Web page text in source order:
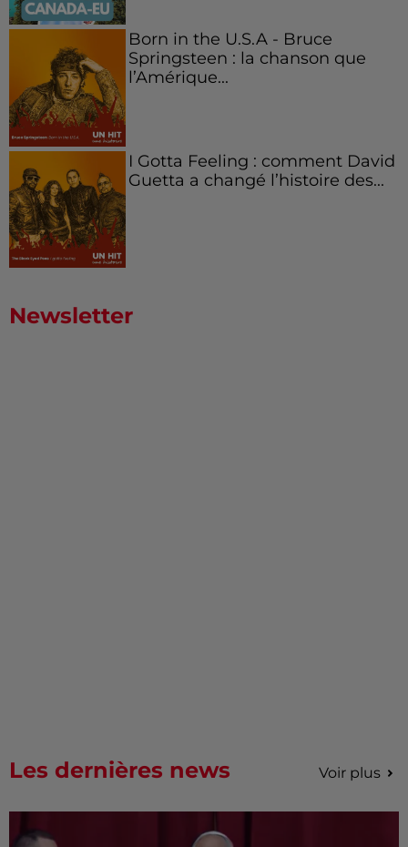
Born in the U.S.A - Bruce
Springsteen : la chanson que
l’Amérique...
I Gotta Feeling : comment David
Guetta a changé l’histoire des...
Newsletter
Les dernières news Voir plus